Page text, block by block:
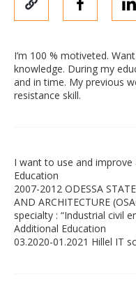
I’m 100 % motiveted.
knowledge. During my
and in time. My previous
resistance skill.
I want to use and improve
Education
2007-2012 ODESSA
AND ARCHITECTURE
specialty : “Industrial civil
Additional Education
03.2020-01.2021 Hillel IT